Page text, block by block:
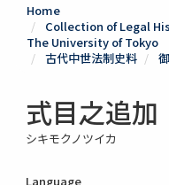
Home
Collection of Legal
The University of Tokyo
古代中世法制史料
式目之追加
シキモクノツイカ
Language